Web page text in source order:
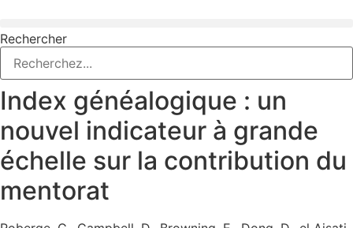
contenu
Rechercher
Index généalogique : un
nouvel indicateur à grande
échelle sur la contribution du
mentorat